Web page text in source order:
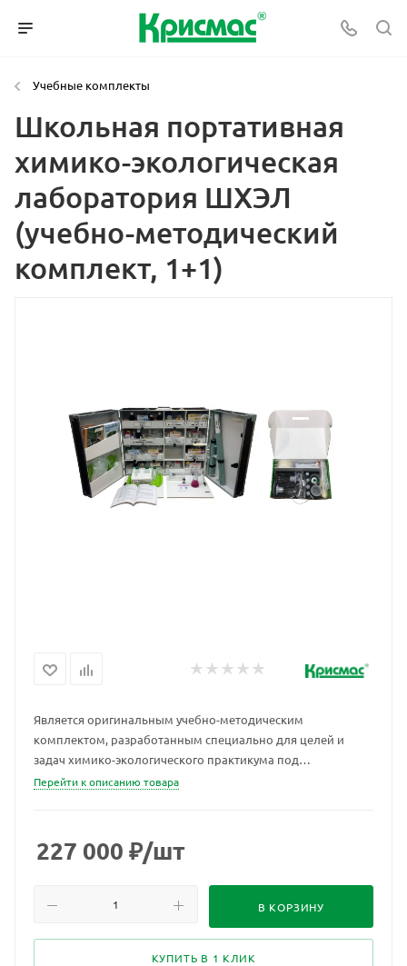
Учебные комплекты
Школьная портативная
химико-экологическая
лаборатория ШХЭЛ
(учебно-методический
комплект, 1+1)
Является оригинальным учебно-методическим
комплектом, разработанным специально для целей и
задач химико-экологического практикума под
зарегистрированной товарной маркой «КРИСМАС»
Перейти к описанию товара
227 000 ₽/шт
В КОРЗИНУ
КУПИТЬ В 1 КЛИК